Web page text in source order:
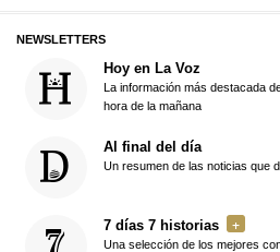
NEWSLETTERS
Hoy en La Voz
La información más destacada
hora de la mañana
Al final del día
Un resumen de las noticias que
7 días 7 historias
Una selección de los mejores